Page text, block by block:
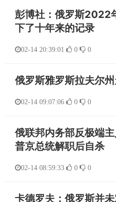
彭博社：俄罗斯2022
下了十年来的记录
02-14 20:39:01 0 0
俄罗斯雅罗斯拉夫尔
02-14 09:07:06 0 0
俄联邦内务部反极端
普京总统解职后自杀
02-14 08:59:33 0 0
卡德罗夫：俄罗斯并